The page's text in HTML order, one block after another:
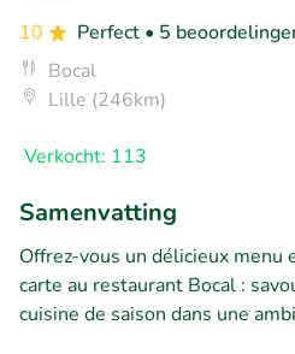
10 Perfect • 5
Bocal
Lille (246km)
Verkocht: 113
Samenvatting
Offrez-vous un délicieux menu
carte au restaurant Bocal :
cuisine de saison dans une